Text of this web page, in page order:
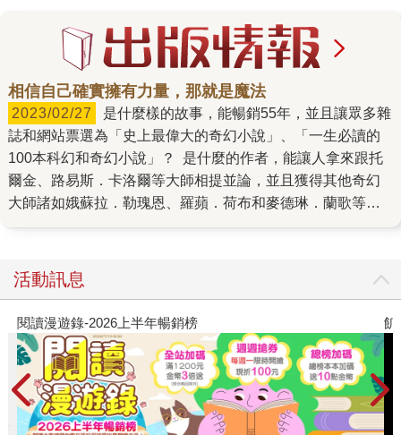
相信自己確實擁有力量，那就是魔法
2023/02/27
誌和網站票選為「史上最偉大的奇幻小說」、「一生必讀的
100本科幻和奇幻小說」？ 是什麼的作者，能讓人拿來跟托
爾金、路易斯．卡洛爾等大師相提並論，並且獲得其他奇幻
大師諸如娥蘇拉．勒瑰恩、羅蘋．荷布和麥德琳．蘭歌等人
隔多年，作者終於搞定版權問題，重新開放授權。 這本書說
的是一隻永生不死、活了很久很久的獨角獸，有天偶然從獵
人口中，得知自己有可能是世上最後一隻獨角獸，於是決定
告別居住多年的丁香色森林，出發尋找自己的族類。她先後
落入女巫的囚籠和強盜的手裡，卻也因此結識了一個半吊子
的魔法師和一個善良的綠林女子，並在他倆的陪伴下，前往
黑格國王受詛咒的城堡。據說瘋王黑格讓一隻神奇的盲眼紅
牛，將所有獨角獸都趕到大海裡囚禁起來。為了解救同類，
活動訊息
閱讀漫遊錄-2026上半年暢銷榜 飢